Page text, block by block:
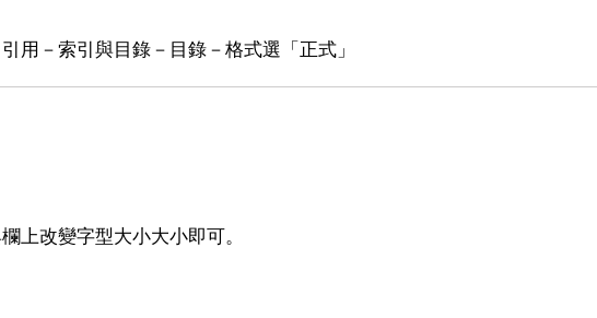
用－索引與目錄－目錄－格式選「正式」
上改變字型大小大小即可。